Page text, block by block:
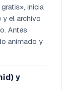
inicia
y el archivo
Antes
animado y
y